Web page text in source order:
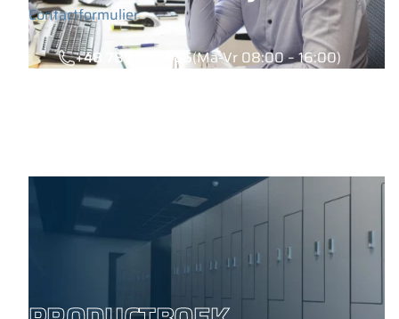
Contactformulier
+48 789 777 485(Ma-Vr 08:00 – 16:00)